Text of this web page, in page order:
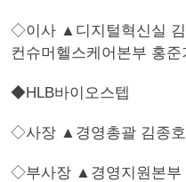
◇이사 ▲디지털혁신실
컨슈머헬스케어본부 홍준
◆HLB바이오스텝
◇사장 ▲경영총괄 김종호
◇부사장 ▲경영지원본부